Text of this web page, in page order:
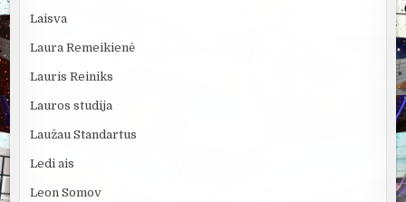
Laisva
Laura Remeikienė
Lauris Reiniks
Lauros studija
Laužau Standartus
Ledi ais
Leon Somov